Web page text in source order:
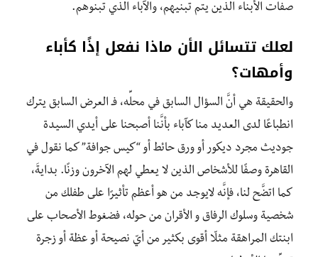
صفات الأبناء الذين يتم تبنيهم، والآباء الذي تبنوهم.
لعلك تتسائل الأن ماذا نفعل إذًا كأباء
وأمهات؟
والحقيقة هي أنَّ السؤال السابق في محلِّه، فـ العرض السابق يترك
انطباعًا لدى العديد منا كآباء بأنَّنا أصبحنا على أيدي السيدة
جوديث مجرد ديكور أو ورق حائط أو “كيس جوافة” كما نقول في
القاهرة وصفًا للأشخاص الذين لا يعطي لهم الآخرون وزنًا. بدايةَ،
كما اتضَّح لنا، فإنَّه لايوجد من هو أعظم تأثيرًا على طفلك من
شخصية وسلوك الرفاق و الأقران من حوله، فضغوط الأصحاب على
ابنتك المراهقة مثلّا أقوى بكثير من أيّ نصيحة أو عظة أو زجرة